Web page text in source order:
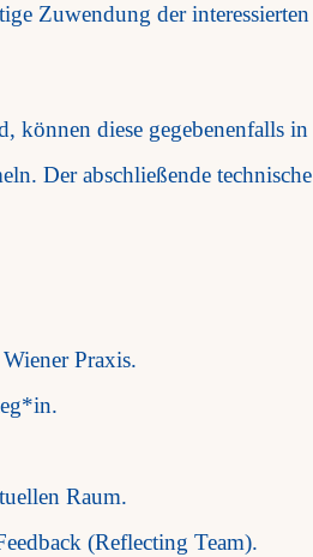
Zuwendung der interessierten
können diese gegebenenfalls in
Der abschließende technische
Praxis.
Raum.
(Reflecting Team).